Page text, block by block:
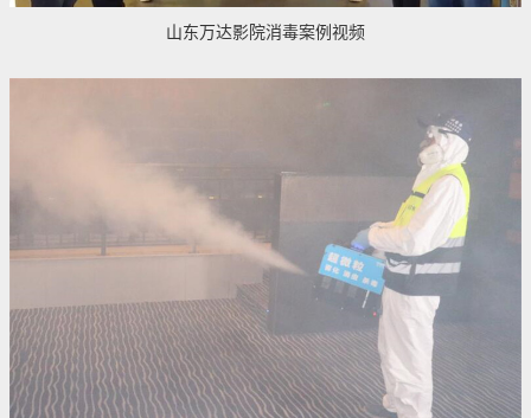
山东万达影院消毒案例视频